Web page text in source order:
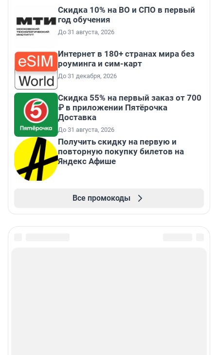
Скидка 10% на ВО и СПО в первый
год обучения
До 31 августа, 2026
Интернет в 180+ странах мира без
роуминга и сим-карт
До 31 декабря, 2026
Скидка 55% на первый заказ от 700
₽ в приложении Пятёрочка
Доставка
До 31 августа, 2026
Получить скидку на первую и
повторную покупку билетов на
Яндекс Афише
Все промокоды